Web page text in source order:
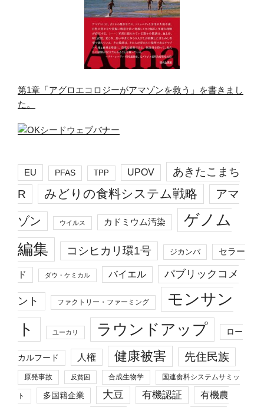
第1章「アグロエコロジーがアマゾンを救う」を書きまし
た。
EU PFAS TPP UPOV
あきたこまち
R
みどりの食料システム戦略 アマ
ゾン ウイルス カドミウム汚染
ゲノム
編集
コシヒカリ環1号 ジカンバ セラー
ド ダウ・ケミカル バイエル パブリックコメ
ント ファクトリー・ファーミング
モンサン
ト
ユーカリ ラウンドアップ ロー
カルフード 人権 健康被害 先住民族
原発事故 反貧困 合成生物学 国連食料システムサミッ
ト 多国籍企業 大豆 有機認証 有機農